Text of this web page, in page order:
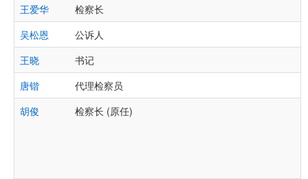
王爱华
检察长
吴松恩
公诉人
王晓
书记
唐锴
代理检察员
胡俊
检察长 (原任)